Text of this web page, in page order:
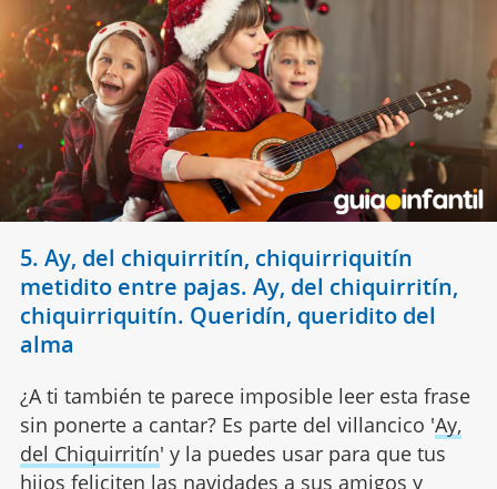
5. Ay, del chiquirritín, chiquirriquitín
metidito entre pajas. Ay, del chiquirritín,
chiquirriquitín. Queridín, queridito del
alma
¿A ti también te parece imposible leer esta frase
sin ponerte a cantar? Es parte del villancico 'Ay,
del Chiquirritín' y la puedes usar para que tus
hijos feliciten las navidades a sus amigos y